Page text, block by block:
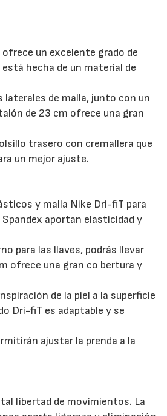
un excelente grado de
hecha de un material de
laterales de malla, junto con un
de 23 cm ofrece una gran
trasero con cremallera que
un mejor ajuste.
y malla Nike Dri-fiT para
aportan elasticidad y
para las llaves, podrás llevar
ofrece una gran co bertura y
de la piel a la superficie
Dri-fiT es adaptable y se
ajustar la prenda a la
libertad de movimientos. La